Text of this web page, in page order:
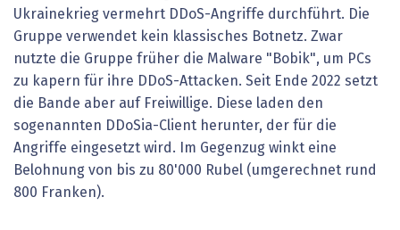
Ukrainekrieg vermehrt DDoS-Angriffe durchführt. Die
Gruppe verwendet kein klassisches Botnetz. Zwar
nutzte die Gruppe früher die Malware "Bobik", um PCs
zu kapern für ihre DDoS-Attacken. Seit Ende 2022 setzt
die Bande aber auf Freiwillige. Diese laden den
sogenannten DDoSia-Client herunter, der für die
Angriffe eingesetzt wird. Im Gegenzug winkt eine
Belohnung von bis zu 80'000 Rubel (umgerechnet rund
800 Franken).